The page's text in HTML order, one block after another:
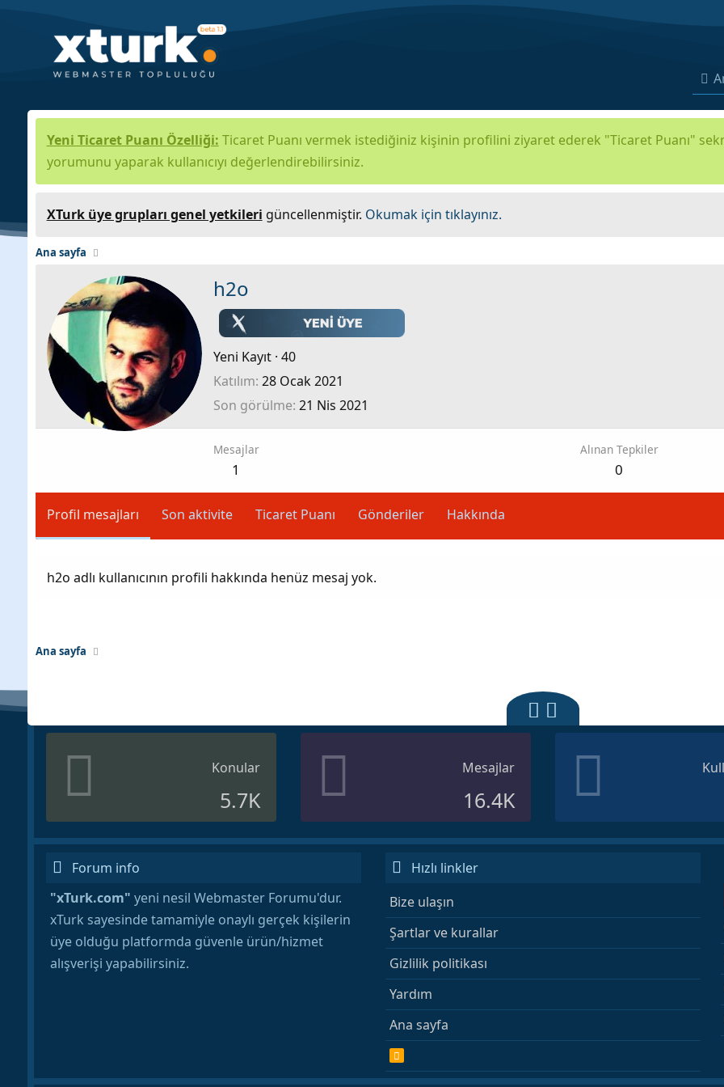
Yeni Ticaret Puanı Özelliği: Ticaret Puanı vermek istediğiniz kişinin profilini ziyaret ederek "Ticaret Puanı"
yorumunu yaparak kullanıcıyı değerlendirebilirsiniz.
XTurk üye grupları genel yetkileri güncellenmiştir. Okumak için tıklayınız.
Ana sayfa
h2o
Yeni Kayıt · 40
Katılım 28 Ocak 2021
Son görülme 21 Nis 2021
Mesajlar
1
Alınan Tepkiler
0
Profil mesajları Son aktivite Ticaret Puanı Gönderiler Hakkında
h2o adlı kullanıcının profili hakkında henüz mesaj yok.
Ana sayfa
Konular
5.7K
Mesajlar
16.4K
Forum info
"xTurk.com" yeni nesil Webmaster Forumu'dur.
xTurk sayesinde tamamiyle onaylı gerçek kişilerin
üye olduğu platformda güvenle ürün/hizmet
alışverişi yapabilirsiniz.
Hızlı linkler
Bize ulaşın
Şartlar ve kurallar
Gizlilik politikası
Yardım
Ana sayfa
R
S
S